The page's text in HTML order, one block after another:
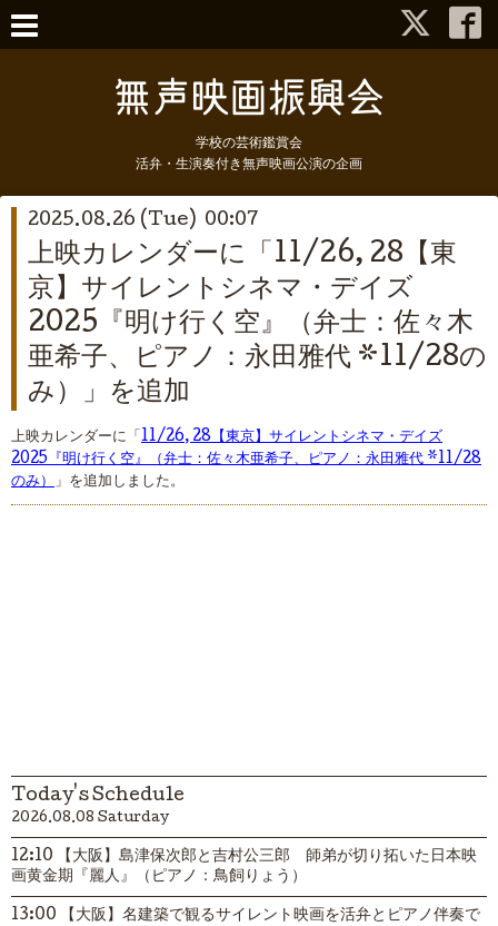
学校の芸術鑑賞会
活弁・生演奏付き無声映画公演の企画
2025.08.26 (Tue) 00:07
上映カレンダーに「11/26, 28【東
京】サイレントシネマ・デイズ
2025『明け行く空』（弁士：佐々木
亜希子、ピアノ：永田雅代 *11/28の
み）」を追加
上映カレンダーに「 11/26, 28【東京】サイレントシネマ・デイズ
2025『明け行く空』（弁士：佐々木亜希子、ピアノ：永田雅代 *11/28
のみ） 」を追加しました。
Today's Schedule
2026.08.08 Saturday
12:10 【大阪】島津保次郎と吉村公三郎 師弟が切り拓いた日本映
画黄金期『麗人』（ピアノ：鳥飼りょう）
13:00 【大阪】名建築で観るサイレント映画を活弁とピアノ伴奏で